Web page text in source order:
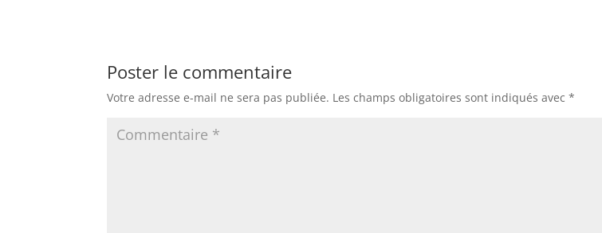
Poster le commentaire
Votre adresse e-mail ne sera pas publiée. Les champs obligatoires sont indiqués avec*